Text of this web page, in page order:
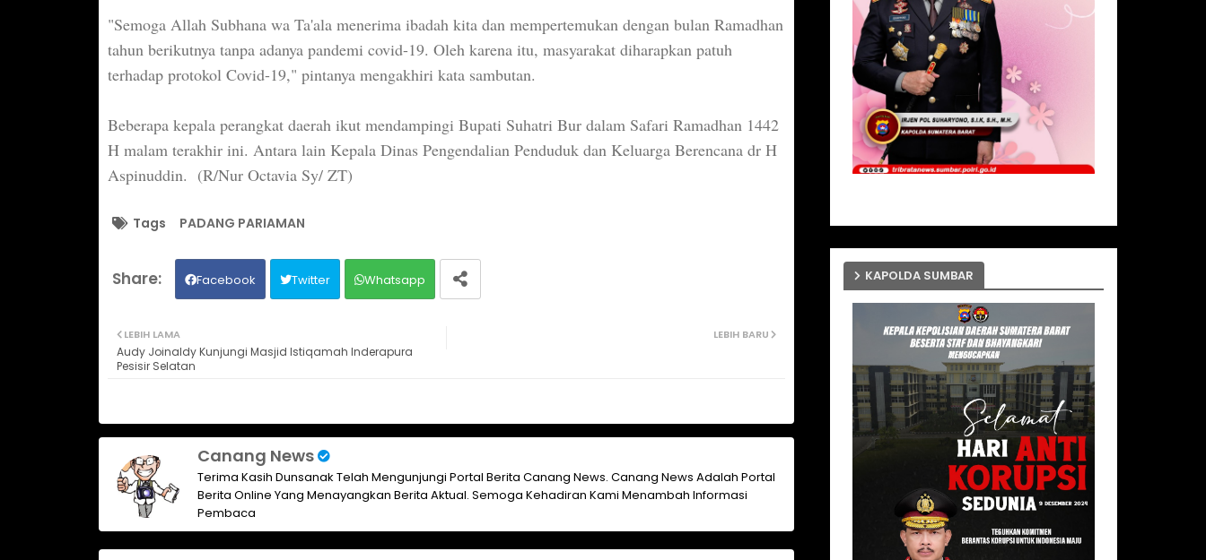
"Semoga Allah Subhana wa Ta'ala menerima ibadah kita dan mempertemukan dengan bulan Ramadhan
tahun berikutnya tanpa adanya pandemi covid-19. Oleh karena itu, masyarakat diharapkan patuh
terhadap protokol Covid-19," pintanya mengakhiri kata sambutan.
Beberapa kepala perangkat daerah ikut mendampingi Bupati Suhatri Bur dalam Safari Ramadhan 1442
H malam terakhir ini. Antara lain Kepala Dinas Pengendalian Penduduk dan Keluarga Berencana dr H
Aspinuddin. (R/Nur Octavia Sy/ ZT)
Tags PADANG PARIAMAN
Facebook Twitter Whatsapp
LEBIH BARU
LEBIH LAMA
Audy Joinaldy Kunjungi Masjid Istiqamah Inderapura
Pesisir Selatan
Canang News
Terima Kasih Dunsanak Telah Mengunjungi Portal Berita Canang News. Canang News Adalah Portal
Berita Online Yang Menayangkan Berita Aktual. Semoga Kehadiran Kami Menambah Informasi
Pembaca
KAPOLDA SUMBAR